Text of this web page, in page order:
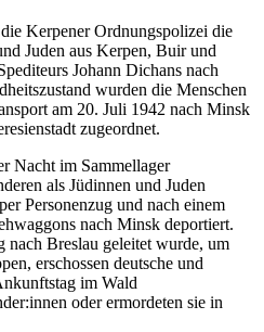
Kerpener Ordnungspolizei die
Juden aus Kerpen, Buir und
Johann Dichans nach
wurden die Menschen
am 20. Juli 1942 nach Minsk
zugeordnet.
Nacht im Sammellager
als Jüdinnen und Juden
Personenzug und nach einem
nach Minsk deportiert.
nach Breslau geleitet wurde, um
erschossen deutsche und
im Wald
oder ermordeten sie in